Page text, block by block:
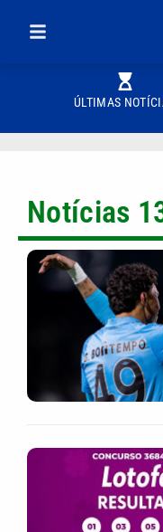
ÚLTIMAS
Notícias